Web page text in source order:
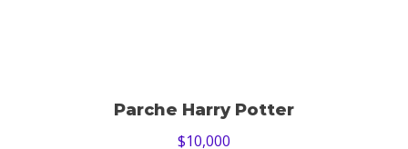
Parche Harry Potter
$10,000